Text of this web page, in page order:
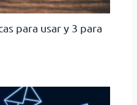
para usar y 3 para